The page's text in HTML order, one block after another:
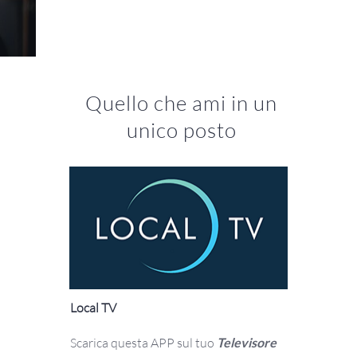
Quello che ami in un
unico posto
Local TV
Scarica questa APP sul tuo Televisore